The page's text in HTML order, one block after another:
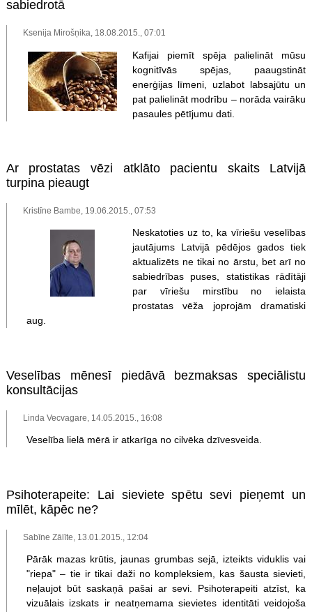
sabiedrotā
Ksenija Mirošņika, 18.08.2015., 07:01
Kafijai piemīt spēja palielināt mūsu
kognitīvās spējas, paaugstināt
enerģijas līmeni, uzlabot labsajūtu un
pat palielināt modrību – norāda vairāku
pasaules pētījumu dati.
Ar prostatas vēzi atklāto pacientu skaits Latvijā
turpina pieaugt
Kristīne Bambe, 19.06.2015., 07:53
Neskatoties uz to, ka vīriešu veselības
jautājums Latvijā pēdējos gados tiek
aktualizēts ne tikai no ārstu, bet arī no
sabiedrības puses, statistikas rādītāji
par vīriešu mirstību no ielaista
prostatas vēža joprojām dramatiski
aug.
Veselības mēnesī piedāvā bezmaksas speciālistu
konsultācijas
Linda Vecvagare, 14.05.2015., 16:08
Veselība lielā mērā ir atkarīga no cilvēka dzīvesveida.
Psihoterapeite: Lai sieviete spētu sevi pieņemt un
mīlēt, kāpēc ne?
Sabīne Zālīte, 13.01.2015., 12:04
Pārāk mazas krūtis, jaunas grumbas sejā, izteikts viduklis vai
"riepa" – tie ir tikai daži no kompleksiem, kas šausta sievieti,
neļaujot būt saskaņā pašai ar sevi. Psihoterapeiti atzīst, ka
vizuālais izskats ir neatņemama sievietes identitāti veidojoša